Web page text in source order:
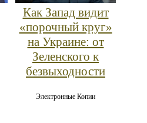
Как Запад видит
«порочный круг»
на Украине: от
Зеленского к
безвыходности
Электронные Копии